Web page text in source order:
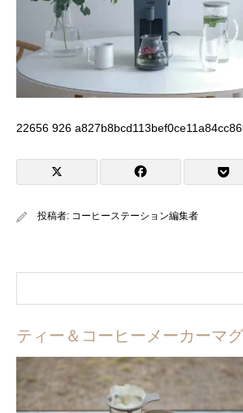
22656 926
投稿者: コーヒーステーション編集者
ティー＆コーヒーメーカーマグ